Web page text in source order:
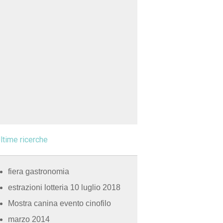
ricerche
fiera gastronomia
estrazioni lotteria 10 luglio 2018
Mostra canina evento cinofilo
marzo 2014